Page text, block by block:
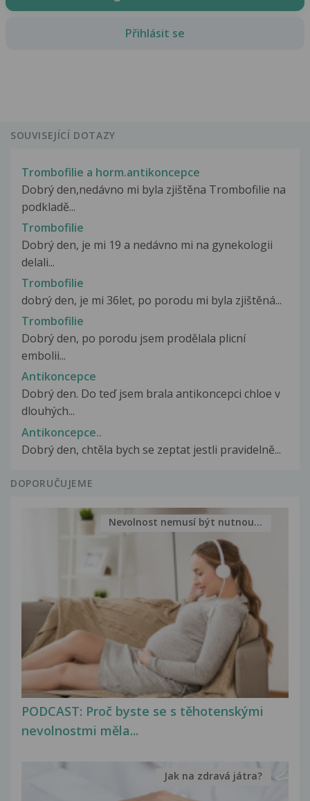
Přihlásit se
SOUVISEJÍCÍ DOTAZY
Trombofilie a horm.antikoncepce
Dobrý den,nedávno mi byla zjištěna Trombofilie na
podkladě...
Trombofilie
Dobrý den, je mi 19 a nedávno mi na gynekologii
delali...
Trombofilie
dobrý den, je mi 36let, po porodu mi byla zjištěná...
Trombofilie
Dobrý den, po porodu jsem prodělala plicní
embolii...
Antikoncepce
Dobrý den. Do teď jsem brala antikoncepci chloe v
dlouhých...
Antikoncepce..
Dobrý den, chtěla bych se zeptat jestli pravidelně...
DOPORUČUJEME
PODCAST: Proč byste se s těhotenskými
nevolnostmi měla...
Nevolnost nemusí být nutnou...
Jak na zdravá játra?